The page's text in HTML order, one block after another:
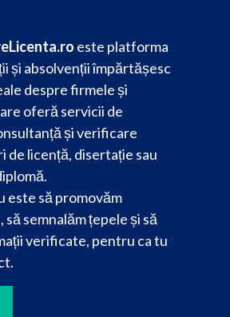
este platforma
și absolvenții împărtășesc
despre firmele și
oferă servicii de
și verificare
de licență, disertație sau
este să promovăm
semnalăm țepele și să
verificate, pentru ca tu